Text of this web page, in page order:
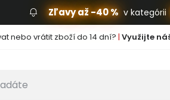
Zľavy až -40 % v kategórii
nebo vrátit zboží do 14 dní? | Využijte